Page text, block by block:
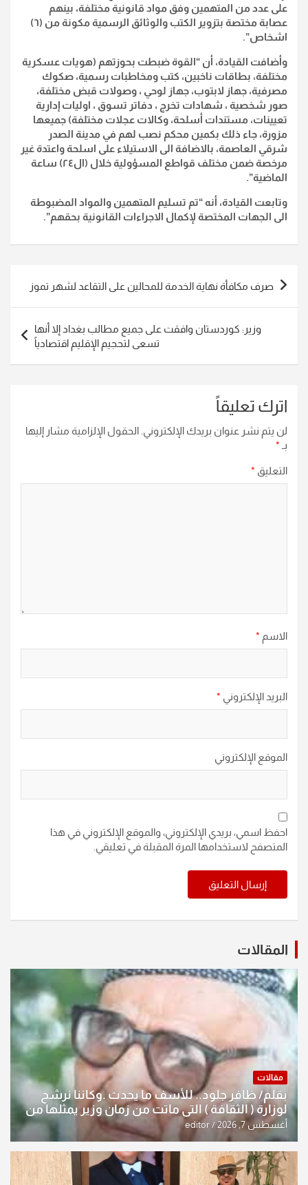
على عدد من المتهمين وفق مواد قانونية مختلفة، بينهم
عصابة مختصة بتزوير الكتب والوثائق الرسمية مكونة من (٦)
اشخاص”.
وأضافت القيادة، أن “القوة ضبطت بحوزتهم (هويات عسكرية
مختلفة، بطاقات ناخبين، كتب ومخاطبات رسمية، صكوك
مصرفية، جهاز لابتوب، جهاز لوحي ، وصولات قبض مختلفة،
صور شخصية ، شهادات تخرج ، دفاتر تسوق ، اوليات إدارية
تعيينات، مستندات أسلحة، وكالات عجلات مختلفة) جميعها
مزورة، جاء ذلك بكمين محكم نصب لهم في مدينة الصدر
شرقي العاصمة، بالاضافة الى الاستيلاء على اسلحة واعتدة غير
مرخصة ضمن مختلف قواطع المسؤولية خلال (ال٢٤) ساعة
الماضية”.
وتابعت القيادة، أنه “تم تسليم المتهمين والمواد المضبوطة
الى الجهات المختصة لإكمال الاجراءات القانونية بحقهم”.
تصفّح
المقالات
صرف مكافأة نهاية الخدمة للمحالين على التقاعد لشهر تموز
وزير: كوردستان وافقت على جميع مطالب بغداد إلا أنها
تسعى لتحجيم الإقليم اقتصادياً
اترك تعليقاً
لن يتم نشر عنوان بريدك الإلكتروني. الحقول الإلزامية مشار إليها
بـ *
التعليق *
الاسم *
البريد الإلكتروني *
الموقع الإلكتروني
احفظ اسمي، بريدي الإلكتروني، والموقع الإلكتروني في هذا
المتصفح لاستخدامها المرة المقبلة في تعليقي.
المقالات
مقالات
بقلم/ ظافر جلود.. للأسف ما يحدث .وكاننا نرشح
لوزارة ( الثقافة ) التي ماتت من زمان وزير يمثلها من
النخبة والإرث العظيم للثقافة العراقية..
أغسطس 7, 2026 editor